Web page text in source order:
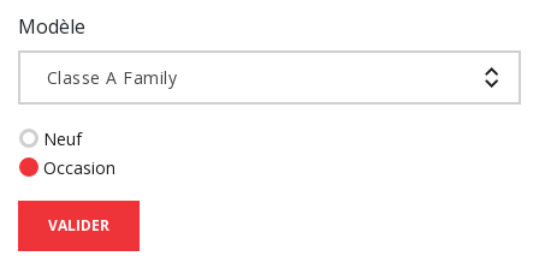
Modèle
Classe A Family
Neuf
Occasion
VALIDER